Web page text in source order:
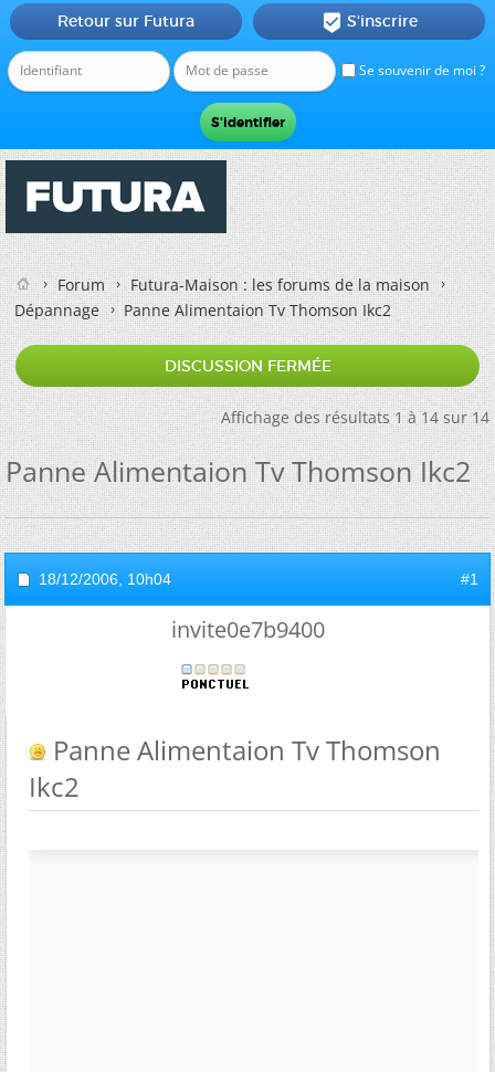
Se souvenir de moi ?
Retour sur Futura  S'inscrire
Forum
Futura-Maison : les forums de la maison
Dépannage
Panne Alimentaion Tv Thomson Ikc2
DISCUSSION FERMÉE
Affichage des résultats 1 à 14 sur 14
Panne Alimentaion Tv Thomson Ikc2
18/12/2006, 10h04 #1
invite0e7b9400
Panne Alimentaion Tv Thomson
Ikc2